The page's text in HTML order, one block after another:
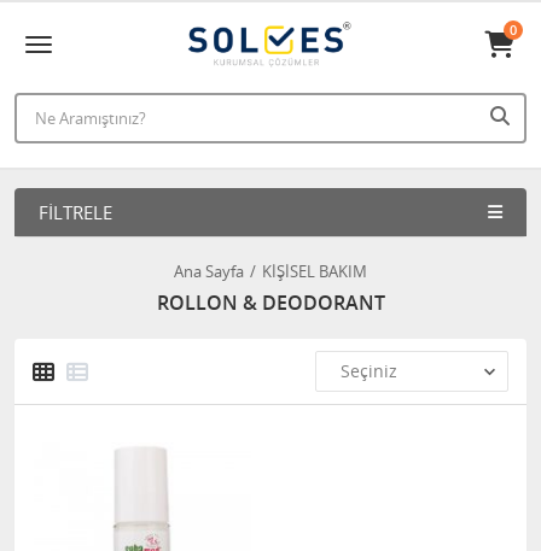
0
FILTRELE
Ana Sayfa KİŞİSEL BAKIM
ROLLON & DEODORANT